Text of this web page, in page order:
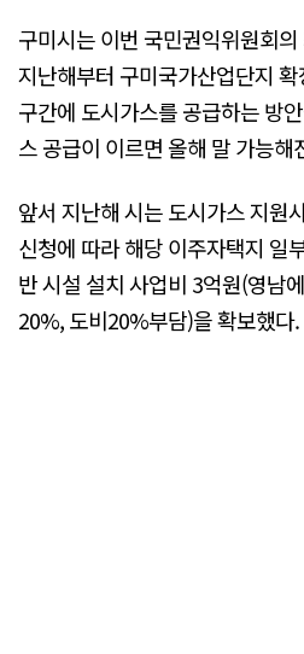
구미시는 이번 국민권익위원회
지난해부터 구미국가산업단지
구간에 도시가스를 공급하는 방
스 공급이 이르면 올해 말 가능해
앞서 지난해 시는 도시가스 지원
신청에 따라 해당 이주자택지 일
반 시설 설치 사업비 3억원(영남
20%, 도비20%부담)을 확보했다.